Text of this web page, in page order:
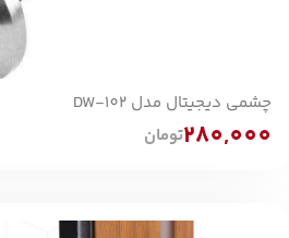
چشمی دیجیتال مدل DW-102
280,000تومان